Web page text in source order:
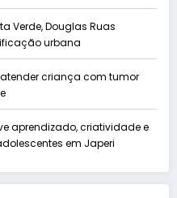
Verde, Douglas Ruas
urbana
criança com tumor
aprendizado, criatividade e
em Japeri